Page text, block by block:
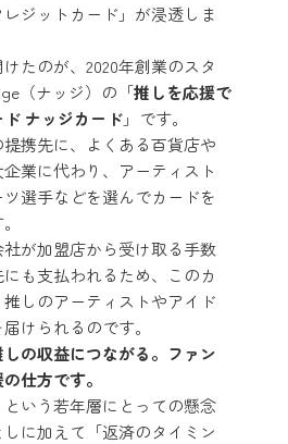
ジットカード」が浸透しま
たのが、2020年創業のスタ
（ナッジ）の「推しを応援で
ナッジカード」です。
携先に、よくある百貨店や
業に代わり、アーティスト
選手などを選んでカードを
が加盟店から受け取る手数
も支払われるため、このカ
しのアーティストやアイド
けられるのです。
の収益につながる。ファン
仕方です。
いう若年層にとっての懸念
に加えて「返済のタイミン